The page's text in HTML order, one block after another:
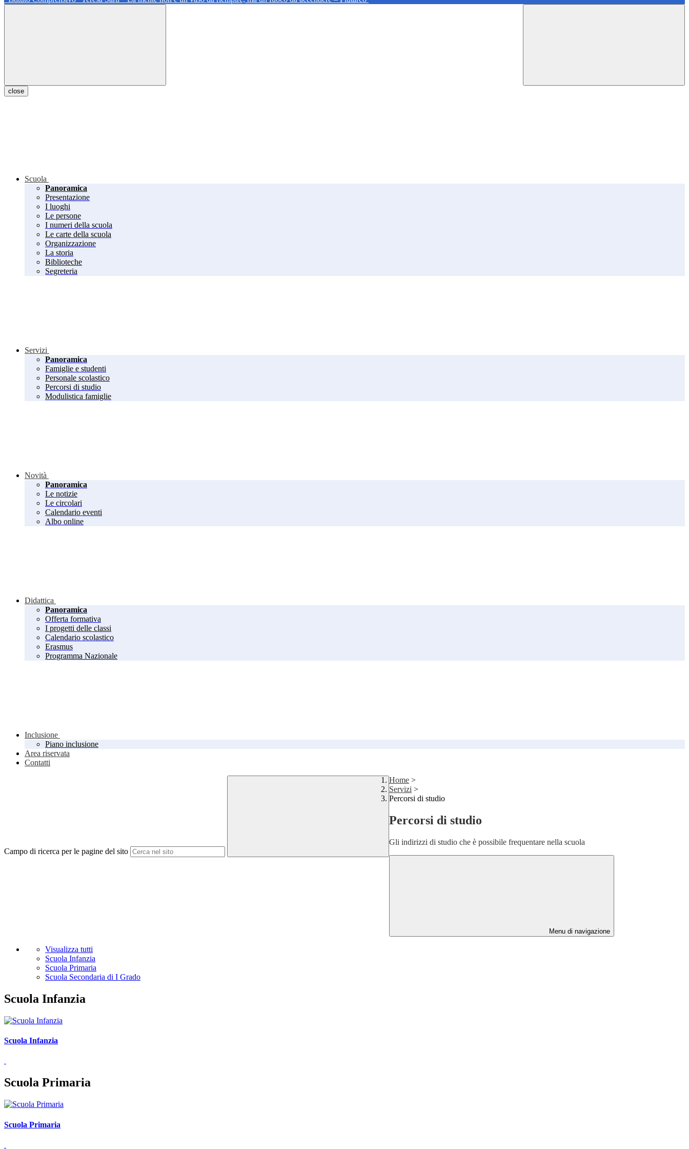
close
Scuola
Panoramica
Presentazione
I luoghi
Le persone
I numeri della scuola
Le carte della scuola
Organizzazione
La storia
Biblioteche
Segreteria
Servizi
Panoramica
Famiglie e studenti
Personale scolastico
Percorsi di studio
Modulistica famiglie
Novità
Panoramica
Le notizie
Le circolari
Calendario eventi
Albo online
Didattica
Panoramica
Offerta formativa
I progetti delle classi
Calendario scolastico
Erasmus
Programma Nazionale
Inclusione
Piano inclusione
Area riservata
Contatti
Campo di ricerca per le pagine del sito
Home >
Servizi >
Percorsi di studio
Percorsi di studio
Gli indirizzi di studio che è possibile frequentare nella scuola
Menu di navigazione
Visualizza tutti
Scuola Infanzia
Scuola Primaria
Scuola Secondaria di I Grado
Scuola Infanzia
Scuola Infanzia
Scuola Primaria
Scuola Primaria